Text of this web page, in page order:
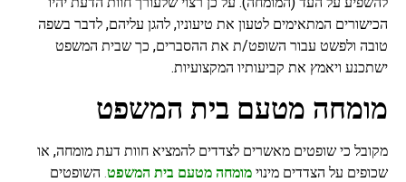
הכישורים המתאימים לטעון את טיעוניו, להגן עליהם, לדבר בשפה
טובה ולפשט עבור השופט/ת את ההסברים, כך שבית המשפט
ישתכנע ויאמץ את קביעותיו המקצועיות.
מומחה מטעם בית המשפט
מקובל כי שופטים מאשרים לצדדים להמציא חוות דעת מומחה, או
שכופים על הצדדים מינוי מומחה מטעם בית המשפט.השופטים